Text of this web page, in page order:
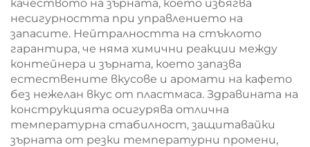
качеството на зърната, което избягва
несигурността при управлението на
запасите. Нейтралността на стъклото
гарантира, че няма химични реакции между
контейнера и зърната, което запазва
естествените вкусове и аромати на кафето
без нежелан вкус от пластмаса. Здравината на
конструкцията осигурява отлична
температурна стабилност, защитавайки
зърната от резки температурни промени,